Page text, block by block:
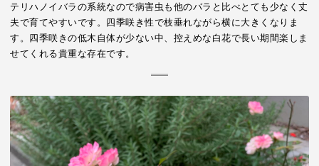
テリハノイバラの系統なので病害虫も他のバラと比べとても少なく丈
夫で育てやすいです。四季咲き性で枝垂れながら横に大きくなりま
す。四季咲きの低木自体が少ない中、控えめな白花で長い期間楽しま
せてくれる貴重な存在です。